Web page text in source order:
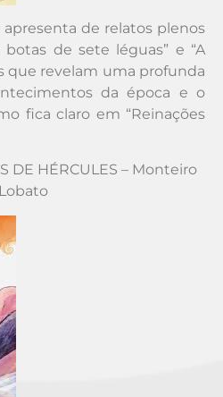
de relatos plenos
botas de sete léguas” e “A
que revelam uma profunda
da época e o
fica claro em “Reinações
DE HÉRCULES – Monteiro
Lobato